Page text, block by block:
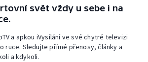
svět vždy u sebe i na
a apkou iVysílání ve své chytré televizi
ruce. Sledujte přímé přenosy, články a
a kdykoli.